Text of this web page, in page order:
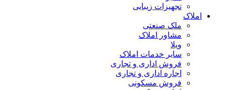
تجهیزات زیبایی
املاک
ملک صنعتی
مشاور املاک
ویلا
سایر خدمات املاک
فروش اداری و تجاری
اجاره اداری و تجاری
فروش مسکونی